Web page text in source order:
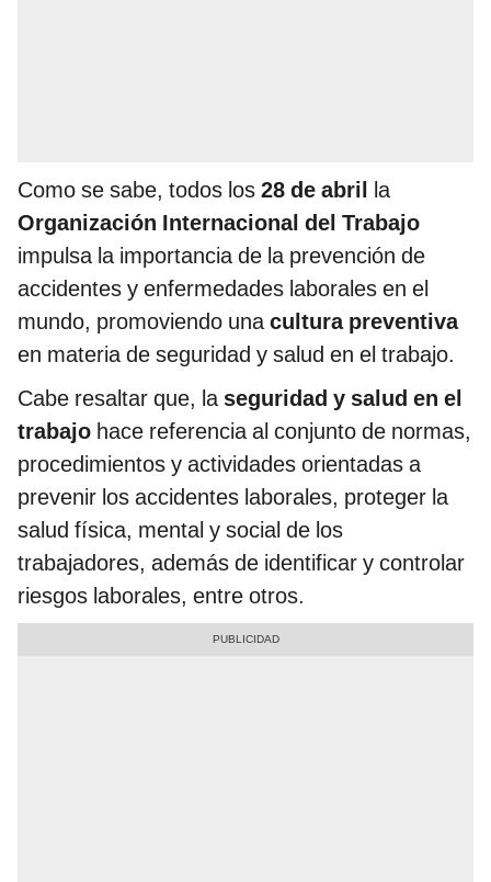
Como se sabe, todos los 28 de abril la
Organización Internacional del Trabajo
impulsa la importancia de la prevención de
accidentes y enfermedades laborales en el
mundo, promoviendo unacultura preventiva
en materia de seguridad y salud en el trabajo.
Cabe resaltar que, laseguridad y salud en el
trabajo hace referencia al conjunto de normas,
procedimientos y actividades orientadas a
prevenir los accidentes laborales, proteger la
salud física, mental y social de los
trabajadores, además de identificar y controlar
riesgos laborales, entre otros.